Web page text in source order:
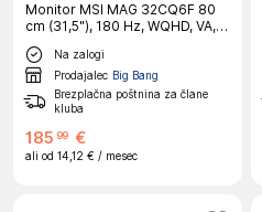
Monitor MSI MAG 32CQ6F 80
cm (31,5"), 180 Hz, WQHD, VA, 1
ms
Na zalogi
Prodajalec Big Bang
Brezplačna poštnina za člane
kluba
185 99 €
ali od 14,12 € / mesec